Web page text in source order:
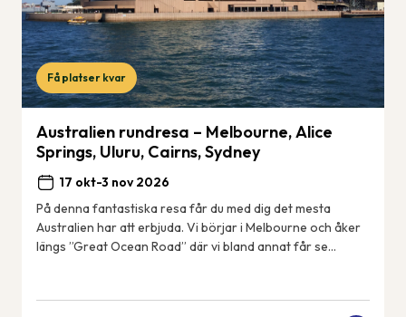
Få platser kvar
Australien rundresa – Melbourne, Alice
Springs, Uluru, Cairns, Sydney
17 okt-3 nov 2026
På denna fantastiska resa får du med dig det mesta
Australien har att erbjuda. Vi börjar i Melbourne och åker
längs ”Great Ocean Road” där vi bland annat får se